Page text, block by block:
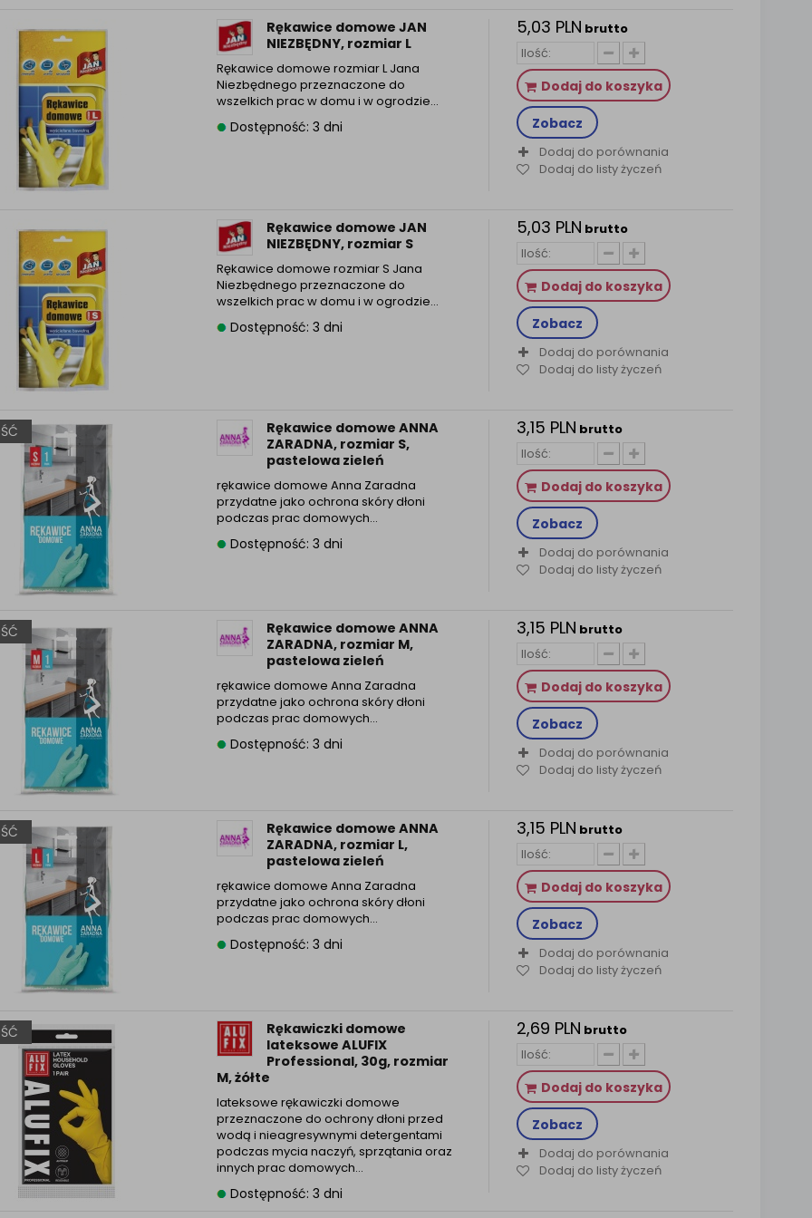
Rękawice domowe JAN
NIEZBĘDNY, rozmiar L
Rękawice domowe rozmiar L Jana
Niezbędnego przeznaczone do
wszelkich prac w domu i w ogrodzie…
Dostępność: 3 dni
5,03 PLN brutto
Dodaj do koszyka
Zobacz
Dodaj do porównania
Dodaj do listy życzeń
Rękawice domowe JAN
NIEZBĘDNY, rozmiar S
Rękawice domowe rozmiar S Jana
Niezbędnego przeznaczone do
wszelkich prac w domu i w ogrodzie…
Dostępność: 3 dni
5,03 PLN brutto
Dodaj do koszyka
Zobacz
Dodaj do porównania
Dodaj do listy życzeń
Rękawice domowe ANNA
ZARADNA, rozmiar S,
pastelowa zieleń
rękawice domowe Anna Zaradna
przydatne jako ochrona skóry dłoni
podczas prac domowych…
Dostępność: 3 dni
3,15 PLN brutto
Dodaj do koszyka
Zobacz
Dodaj do porównania
Dodaj do listy życzeń
Rękawice domowe ANNA
ZARADNA, rozmiar M,
pastelowa zieleń
rękawice domowe Anna Zaradna
przydatne jako ochrona skóry dłoni
podczas prac domowych…
Dostępność: 3 dni
3,15 PLN brutto
Dodaj do koszyka
Zobacz
Dodaj do porównania
Dodaj do listy życzeń
Rękawice domowe ANNA
ZARADNA, rozmiar L,
pastelowa zieleń
rękawice domowe Anna Zaradna
przydatne jako ochrona skóry dłoni
podczas prac domowych…
Dostępność: 3 dni
3,15 PLN brutto
Dodaj do koszyka
Zobacz
Dodaj do porównania
Dodaj do listy życzeń
Rękawiczki domowe
lateksowe ALUFIX
Professional, 30g, rozmiar
M, żółte
lateksowe rękawiczki domowe
przeznaczone do ochrony dłoni przed
wodą i nieagresywnymi detergentami
podczas mycia naczyń, sprzątania oraz
innych prac domowych…
Dostępność: 3 dni
2,69 PLN brutto
Dodaj do koszyka
Zobacz
Dodaj do porównania
Dodaj do listy życzeń
Partnerów (rozwiń)